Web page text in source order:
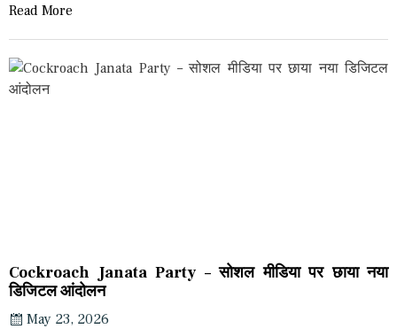
Read More
Cockroach Janata Party – सोशल मीडिया पर छाया नया
डिजिटल आंदोलन
May 23, 2026